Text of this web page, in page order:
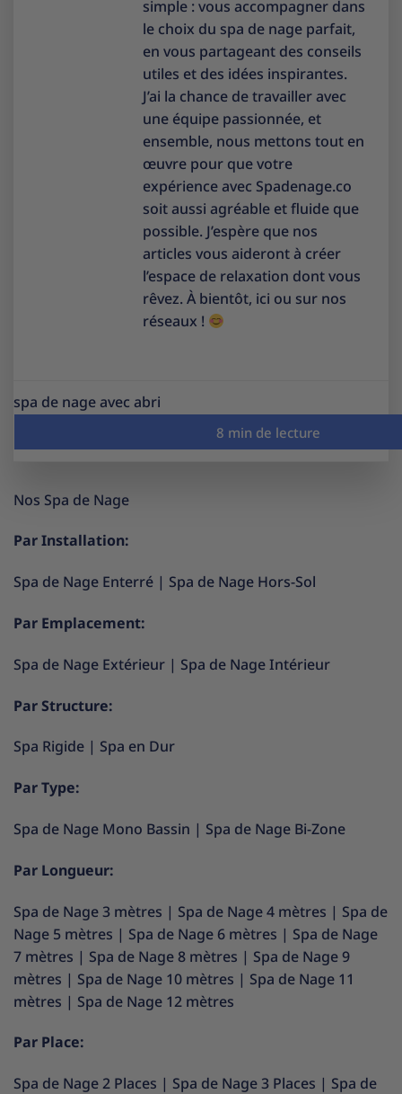
simple : vous accompagner dans
le choix du spa de nage parfait,
en vous partageant des conseils
utiles et des idées inspirantes.
J’ai la chance de travailler avec
une équipe passionnée, et
ensemble, nous mettons tout en
œuvre pour que votre
expérience avec Spadenage.co
soit aussi agréable et fluide que
possible. J’espère que nos
articles vous aideront à créer
l’espace de relaxation dont vous
rêvez. À bientôt, ici ou sur nos
réseaux !
spa de nage avec abri
Nos Spa de Nage
Par Installation:
Spa de Nage Enterré | Spa de Nage Hors-Sol
Par Emplacement:
Spa de Nage Extérieur | Spa de Nage Intérieur
Par Structure:
Spa Rigide | Spa en Dur
Par Type:
Spa de Nage Mono Bassin | Spa de Nage Bi-Zone
Par Longueur:
Spa de Nage 3 mètres | Spa de Nage 4 mètres | Spa de
Nage 5 mètres | Spa de Nage 6 mètres | Spa de Nage
7 mètres | Spa de Nage 8 mètres | Spa de Nage 9
mètres | Spa de Nage 10 mètres | Spa de Nage 11
mètres | Spa de Nage 12 mètres
Par Place:
Spa de Nage 2 Places | Spa de Nage 3 Places | Spa de